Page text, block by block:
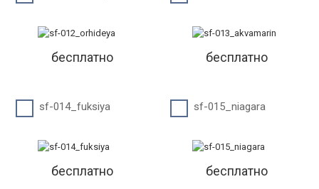
бесплатно бесплатно
sf-014_fuksiya
бесплатно
sf-015_niagara
бесплатно